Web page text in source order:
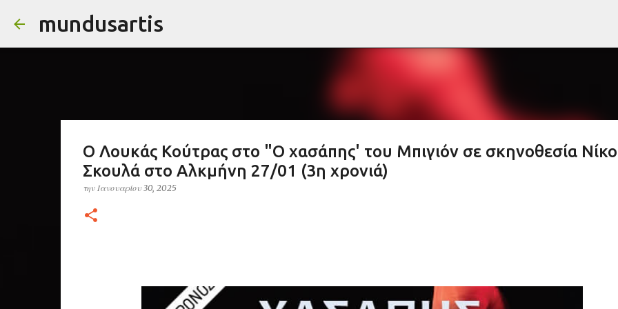
mundusartis
Ο Λουκάς Κούτρας στο "Ο χασάπης' του Μπιγιόν σε σκηνοθεσία
Σκουλά στο Αλκμήνη 27/01 (3η χρονιά)
την Ιανουαρίου 30, 2025